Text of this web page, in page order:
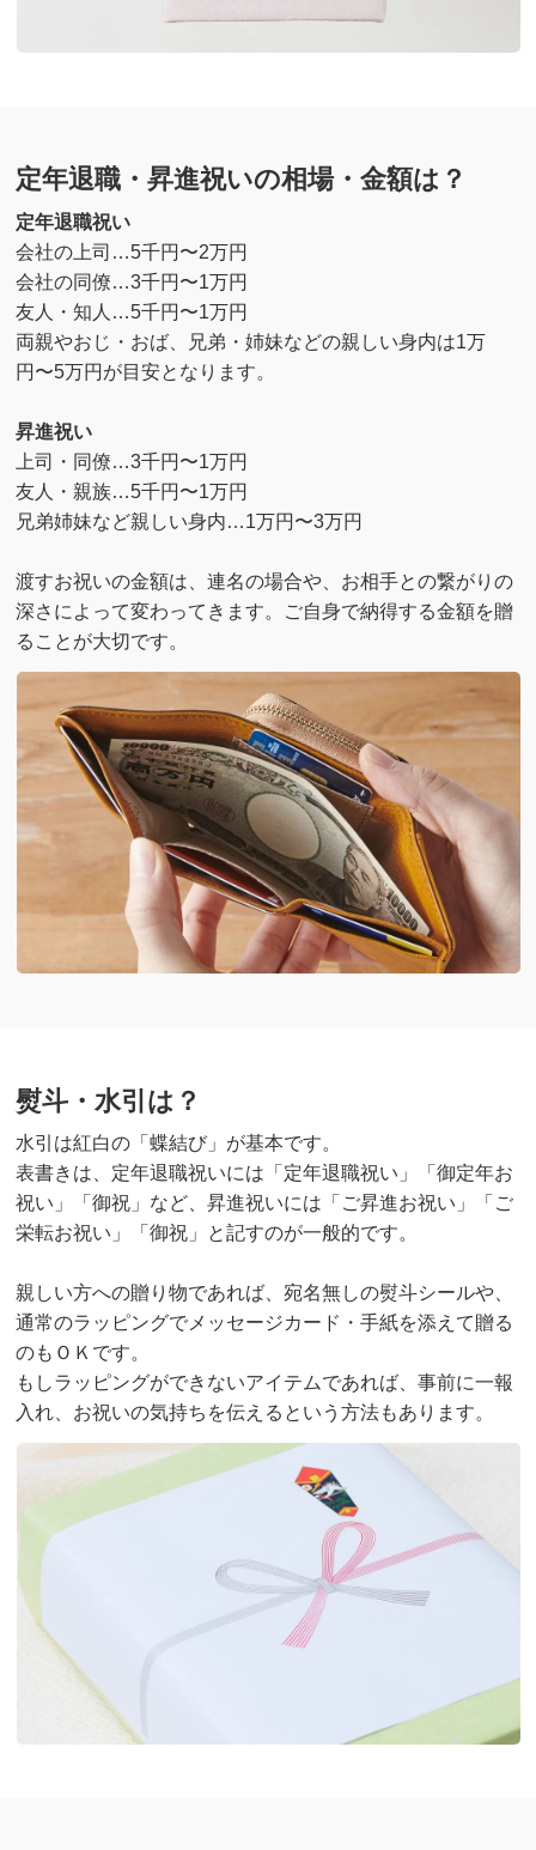
定年退職・昇進祝いの相場・金額は？
定年退職祝い
会社の上司…5千円〜2万円
会社の同僚…3千円〜1万円
友人・知人…5千円〜1万円
両親やおじ・おば、兄弟・姉妹などの親しい身内は1万
円〜5万円が目安となります。
昇進祝い
上司・同僚…3千円〜1万円
友人・親族…5千円〜1万円
兄弟姉妹など親しい身内…1万円〜3万円
渡すお祝いの金額は、連名の場合や、お相手との繋がりの
深さによって変わってきます。ご自身で納得する金額を贈
ることが大切です。
熨斗・水引は？
水引は紅白の「蝶結び」が基本です。
表書きは、定年退職祝いには「定年退職祝い」「御定年お
祝い」「御祝」など、昇進祝いには「ご昇進お祝い」「ご
栄転お祝い」「御祝」と記すのが一般的です。
親しい方への贈り物であれば、宛名無しの熨斗シールや、
通常のラッピングでメッセージカード・手紙を添えて贈る
のもＯＫです。
もしラッピングができないアイテムであれば、事前に一報
入れ、お祝いの気持ちを伝えるという方法もあります。